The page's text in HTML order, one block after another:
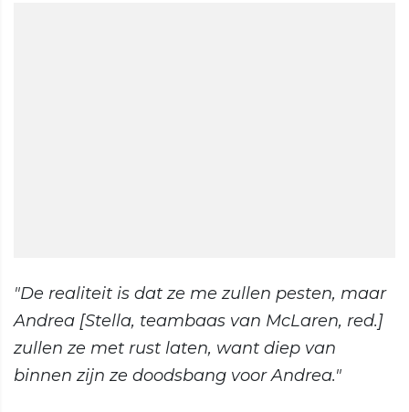
"De realiteit is dat ze me zullen pesten, maar
Andrea [Stella, teambaas van McLaren, red.]
zullen ze met rust laten, want diep van
binnen zijn ze doodsbang voor Andrea."